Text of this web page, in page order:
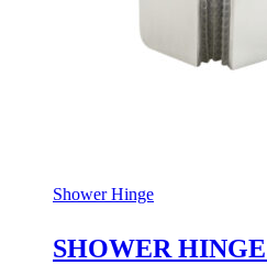
Shower Hinge
SHOWER